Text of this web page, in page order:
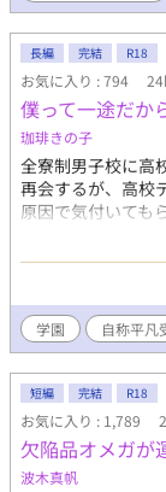
長編 完結 R18
お気に入り : 794
僕って一途だか
珈琲きの子
全寮制男子校に高
再会するが、高校
原因で気付いても
知ってしまう。
イ感じ（？）に過
がやってきて…
シーンには*を入
なると思います。
セン汗
学園 自称平凡
短編 完結 R18
お気に入り : 1,789
欠陥品オメガが
波木真帆